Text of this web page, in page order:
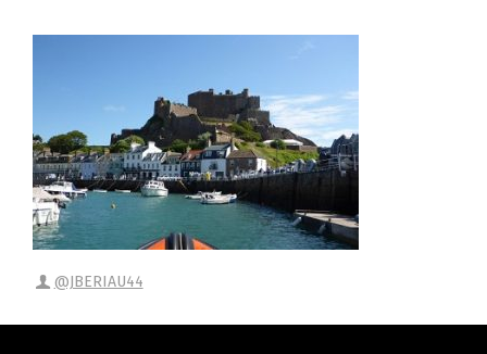
@JBERIAU44